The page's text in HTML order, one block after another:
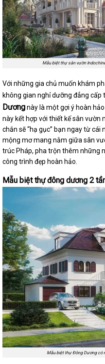
Mẫu biệt thự sân vườn
Với những gia chủ muốn khám
không gian nghỉ dưỡng đẳng cấp
Dươngnày là một gợi ý hoàn
này kết hợp với thiết kế sân vườn
chắn sẽ “hạ gục” bạn ngay từ
mộng mơ mang nằm giữa sân
trúc Pháp, pha trộn thêm những
công trình đẹp hoàn hảo.
Mẫu biệt thự đông dương 2
Mẫu biệt thự Đông Dương có